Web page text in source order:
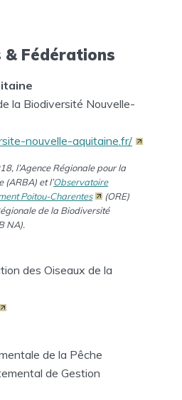
Fédérations
la Biodiversité Nouvelle-
nouvelle-aquitaine.fr/
l’Agence Régionale pour la
(ARBA) et l’Observatoire
Poitou-Charentes
(ORE)
de la Biodiversité
NA).
des Oiseaux de la
de la Pêche
de Gestion